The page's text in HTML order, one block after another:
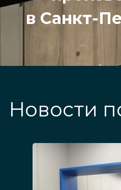
в Санкт-
Новости